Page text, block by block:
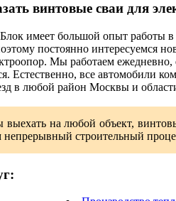
винтовые сваи для
имеет большой опыт работы
постоянно интересуемся
Мы работаем
Естественно, все автомобили
в любой район Москвы и
на любой объект,
непрерывный строительный